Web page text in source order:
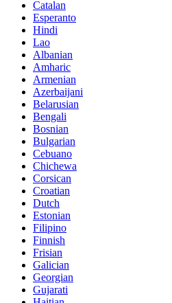
Catalan
Esperanto
Hindi
Lao
Albanian
Amharic
Armenian
Azerbaijani
Belarusian
Bengali
Bosnian
Bulgarian
Cebuano
Chichewa
Corsican
Croatian
Dutch
Estonian
Filipino
Finnish
Frisian
Galician
Georgian
Gujarati